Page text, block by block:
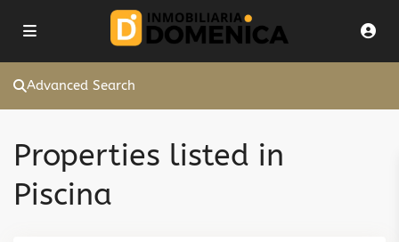
Advanced Search
Properties listed in
Piscina